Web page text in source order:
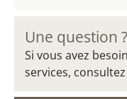
Une question ?
Si vous avez
services, consultez